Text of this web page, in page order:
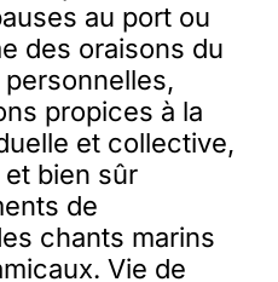
au port ou
des oraisons du
propices à la
et collective,
bien sûr
de
chants marins
Vie de